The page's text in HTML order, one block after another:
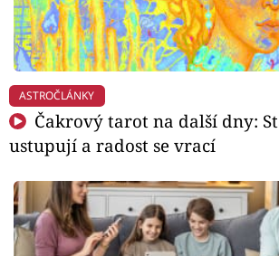
ASTROČLÁNKY
Čakrový tarot na další dny:
ustupují a radost se vrací